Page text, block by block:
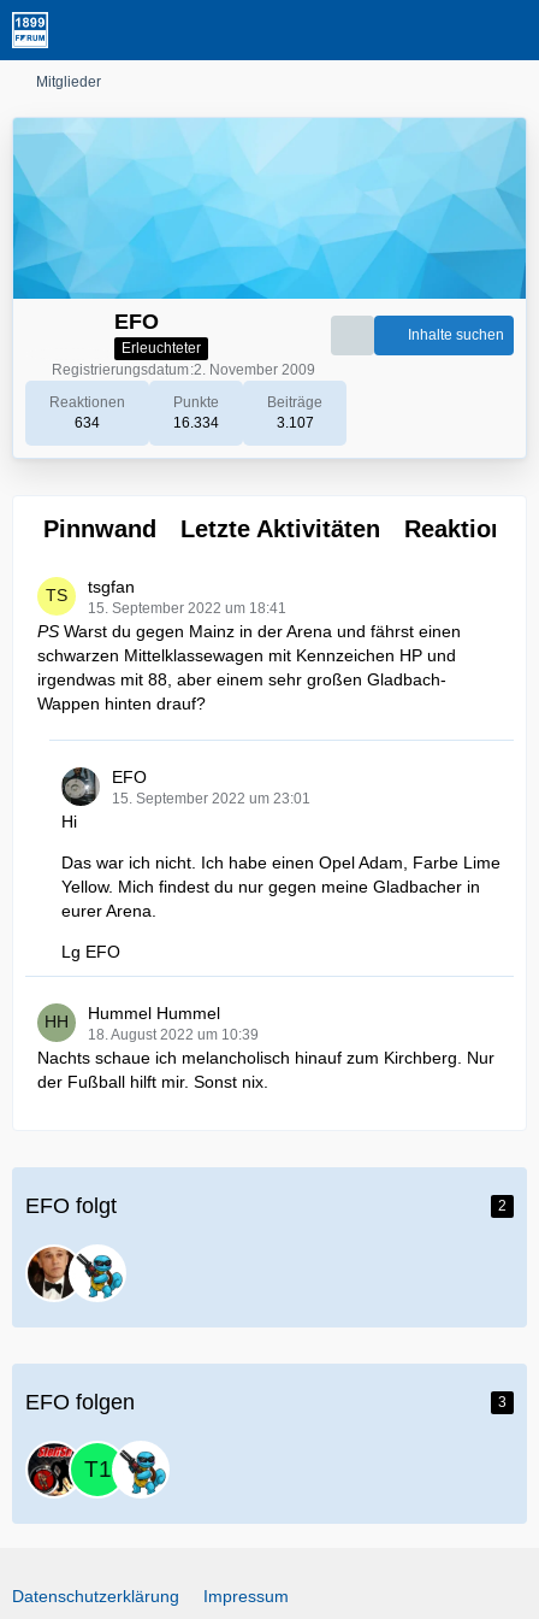
Mitglieder
EFO
Erleuchteter
Reaktionen
634
Punkte
16.334
Beiträge
3.107
Inhalte suchen
Registrierungsdatum 2. November 2009
Pinnwand Letzte Aktivitäten Reaktionen
tsgfan
15. September 2022 um 18:41
PS Warst du gegen Mainz in der Arena und fährst einen
schwarzen Mittelklassewagen mit Kennzeichen HP und
irgendwas mit 88, aber einem sehr großen Gladbach-
Wappen hinten drauf?
EFO
15. September 2022 um 23:01
Hi
Das war ich nicht. Ich habe einen Opel Adam, Farbe Lime
Yellow. Mich findest du nur gegen meine Gladbacher in
eurer Arena.
Lg EFO
Hummel Hummel
18. August 2022 um 10:39
Nachts schaue ich melancholisch hinauf zum Kirchberg. Nur
der Fußball hilft mir. Sonst nix.
EFO folgt 2
EFO folgen 3
Datenschutzerklärung Impressum